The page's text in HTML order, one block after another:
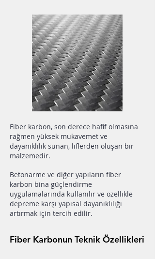
Fiber karbon, son derece hafif olmasına
rağmen yüksek mukavemet ve
dayanıklılık sunan, liflerden oluşan bir
malzemedir.
Betonarme ve diğer yapıların fiber
karbon bina güçlendirme
uygulamalarında kullanılır ve özellikle
depreme karşı yapısal dayanıklılığı
artırmak için tercih edilir.
Fiber Karbonun Teknik Özellikleri